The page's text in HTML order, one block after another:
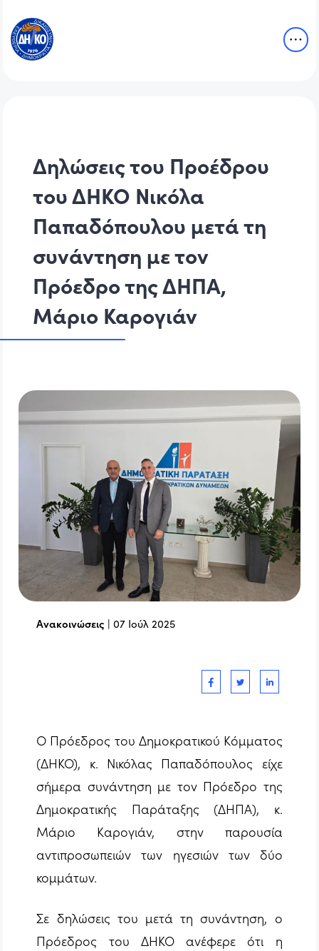
Δηλώσεις του Προέδρου
του ΔΗΚΟ Νικόλα
Παπαδόπουλου μετά τη
συνάντηση με τον
Πρόεδρο της ΔΗΠΑ,
Μάριο Καρογιάν
Ανακοινώσεις |07 Ιούλ 2025
O Πρόεδρος του Δημοκρατικού Κόμματος
(ΔΗΚΟ), κ. Νικόλας Παπαδόπουλος είχε
σήμερα συνάντηση με τον Πρόεδρο της
Δημοκρατικής Παράταξης (ΔΗΠΑ), κ.
Μάριο Καρογιάν, στην παρουσία
αντιπροσωπειών των ηγεσιών των δύο
κομμάτων.
Σε δηλώσεις του μετά τη συνάντηση, ο
Πρόεδρος του ΔΗΚΟ ανέφερε ότι η